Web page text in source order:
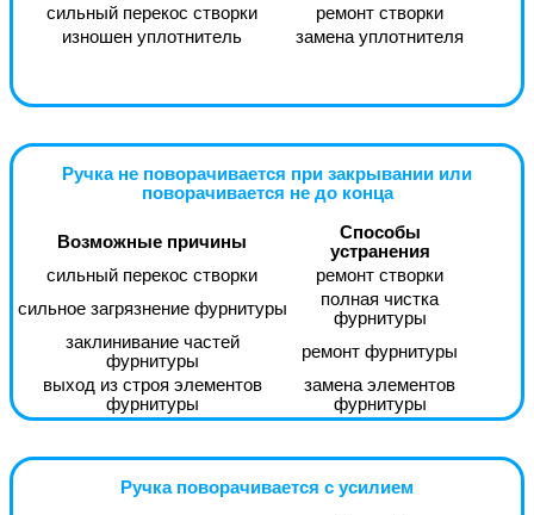
сильный перекос створки
ремонт створки
изношен уплотнитель
замена уплотнителя
Ручка не поворачивается при закрывании или
поворачивается не до конца
Возможные причины
Способы
устранения
сильный перекос створки
ремонт створки
сильное загрязнение фурнитуры
полная чистка
фурнитуры
заклинивание частей
фурнитуры
ремонт фурнитуры
выход из строя элементов
фурнитуры
замена элементов
фурнитуры
Ручка поворачивается с усилием